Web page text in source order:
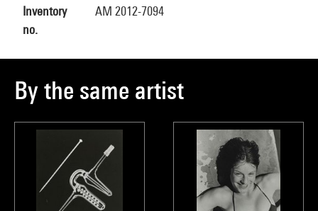
Inventory
no.
AM 2012-7094
By the same artist